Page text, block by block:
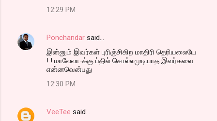
12:29 PM
Ponchandar said…
இன்னும் இவர்கள் புரிஞ்சிகிற மாதிரி தெரியலையே
! ! மாலேலா-க்கு ப்தில் சொல்லமுடியாத இவர்களை
என்னவென்பது
12:30 PM
VeeTee said…